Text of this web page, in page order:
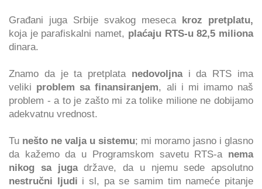
Građani juga Srbije svakog meseca
kroz pretplatu,
koja je parafiskalni namet, plaćaju RTS-u 82,5 miliona
dinara.
Znamo da je ta pretplata nedovoljnai da RTS ima
veliki problem sa finansiranjem, ali i mi imamo naš
problem - a to je zašto mi za tolike milione ne dobijamo
adekvatnu vrednost.
Tu nešto ne valja u sistemu; mi moramo jasno i glasno
da kažemo da u Programskom savetu RTS-a nema
nikog sa jugadržave, da u njemu sede apsolutno
nestručni ljudi i sl, pa se samim tim nameće pitanje